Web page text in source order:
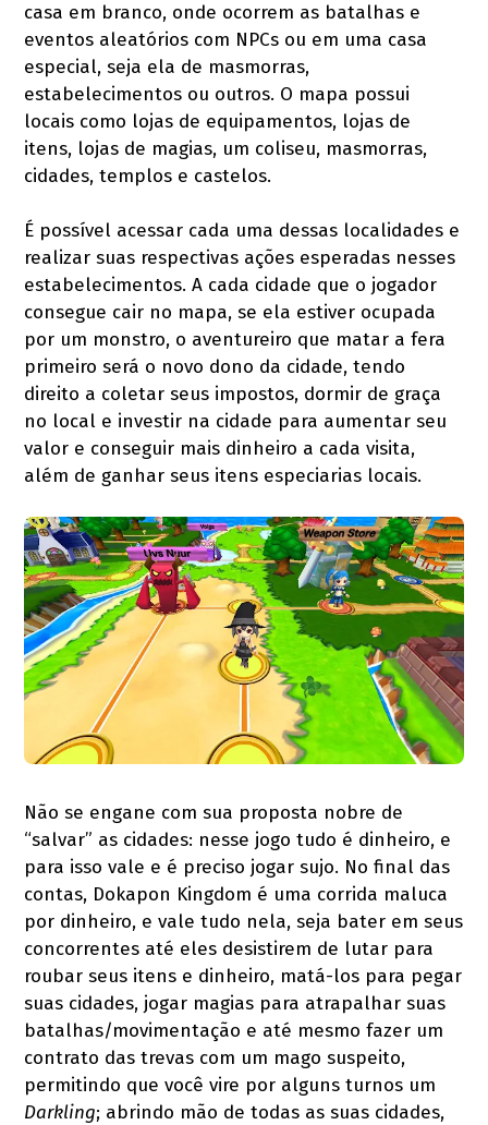
casa em branco, onde ocorrem as batalhas e
eventos aleatórios com NPCs ou em uma casa
especial, seja ela de masmorras,
estabelecimentos ou outros. O mapa possui
locais como lojas de equipamentos, lojas de
itens, lojas de magias, um coliseu, masmorras,
cidades, templos e castelos.
É possível acessar cada uma dessas localidades e
realizar suas respectivas ações esperadas nesses
estabelecimentos. A cada cidade que o jogador
consegue cair no mapa, se ela estiver ocupada
por um monstro, o aventureiro que matar a fera
primeiro será o novo dono da cidade, tendo
direito a coletar seus impostos, dormir de graça
no local e investir na cidade para aumentar seu
valor e conseguir mais dinheiro a cada visita,
além de ganhar seus itens especiarias locais.
Não se engane com sua proposta nobre de
“salvar” as cidades: nesse jogo tudo é dinheiro, e
para isso vale e é preciso jogar sujo. No final das
contas, Dokapon Kingdom é uma corrida maluca
por dinheiro, e vale tudo nela, seja bater em seus
concorrentes até eles desistirem de lutar para
roubar seus itens e dinheiro, matá-los para pegar
suas cidades, jogar magias para atrapalhar suas
batalhas/movimentação e até mesmo fazer um
contrato das trevas com um mago suspeito,
permitindo que você vire por alguns turnos um
Darkling; abrindo mão de todas as suas cidades,